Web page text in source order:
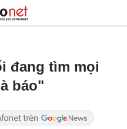
đang tìm mọi
báo"